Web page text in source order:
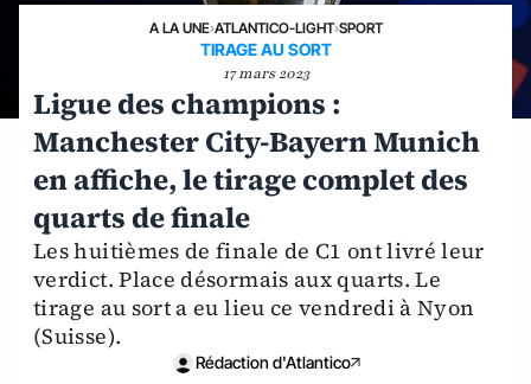
A LA UNE›ATLANTICO-LIGHT›SPORT
TIRAGE AU SORT
17 mars 2023
Ligue des champions :
Manchester City-Bayern Munich
en affiche, le tirage complet des
quarts de finale
Les huitièmes de finale de C1 ont livré leur
verdict. Place désormais aux quarts. Le
tirage au sort a eu lieu ce vendredi à Nyon
(Suisse).
Rédaction d'Atlantico